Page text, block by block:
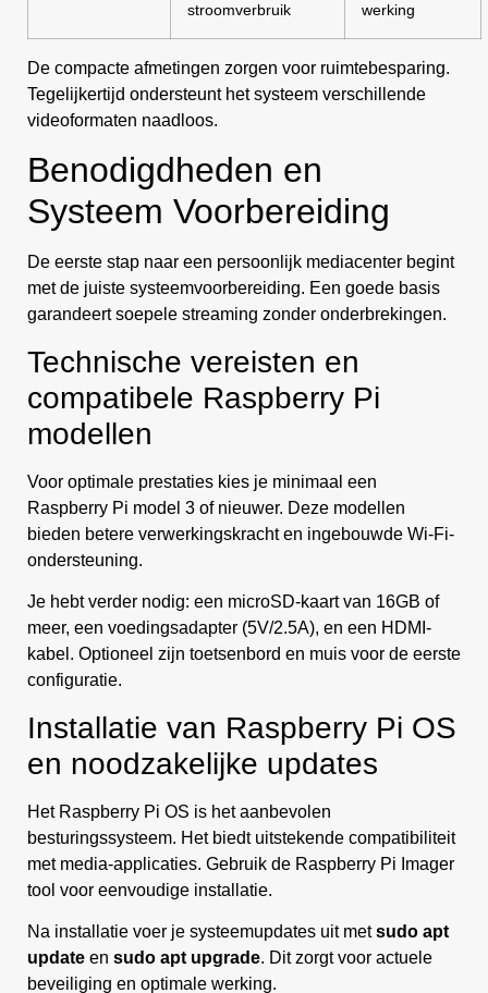
stroomverbruik
werking
De compacte afmetingen zorgen voor ruimtebesparing.
Tegelijkertijd ondersteunt het systeem verschillende
videoformaten naadloos.
Benodigdheden en
Systeem Voorbereiding
De eerste stap naar een persoonlijk mediacenter begint
met de juiste systeemvoorbereiding. Een goede basis
garandeert soepele streaming zonder onderbrekingen.
Technische vereisten en
compatibele Raspberry Pi
modellen
Voor optimale prestaties kies je minimaal een
Raspberry Pi model 3 of nieuwer. Deze modellen
bieden betere verwerkingskracht en ingebouwde Wi-Fi-
ondersteuning.
Je hebt verder nodig: een microSD-kaart van 16GB of
meer, een voedingsadapter (5V/2.5A), en een HDMI-
kabel. Optioneel zijn toetsenbord en muis voor de eerste
configuratie.
Installatie van Raspberry Pi OS
en noodzakelijke updates
Het Raspberry Pi OS is het aanbevolen
besturingssysteem. Het biedt uitstekende compatibiliteit
met media-applicaties. Gebruik de Raspberry Pi Imager
tool voor eenvoudige installatie.
Na installatie voer je systeemupdates uit metsudo apt
update en sudo apt upgrade. Dit zorgt voor actuele
beveiliging en optimale werking.